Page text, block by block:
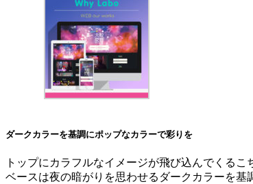
ダークカラーを基調にポップなカラーで彩りを
トップにカラフルなイメージが飛び込んでくるこ
ベースは夜の暗がりを思わせるダークカラーを基